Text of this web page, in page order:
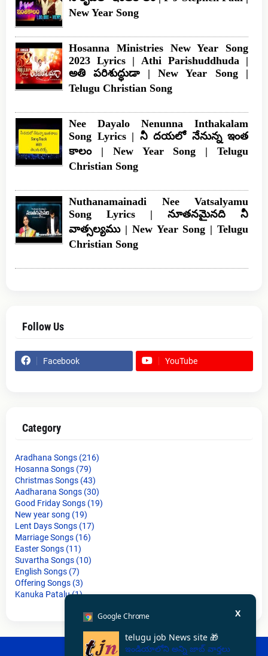
New Year Song
Hosanna Ministries New Year Song
2023 Lyrics | Athi Parishuddhuda |
అతి పరిశుద్ధుడా | New Year Song |
Telugu Christian Song
Nee Dayalo Nenunna Inthakalam
Song Lyrics | నీ దయలో నేనున్న ఇంత
కాలం | New Year Song | Telugu
Christian Song
Nuthanamainadi Nee Vatsalyamu
Song Lyrics | నూతనమైనది నీ
వాత్సల్యము | New Year Song | Telugu
Christian Song
Follow Us
Facebook YouTube
Category
Aradhana Songs (216)
Hosanna Songs (79)
Christmas Songs (43)
Aadharana Songs (30)
Good Friday Songs (19)
New year song (19)
Lent Days Songs (17)
Marriage Songs (16)
Easter Songs (11)
Suvartha Songs (10)
English Songs (7)
Offering Songs (3)
Kanuka Patalu(1)
Google Chrome X
telugu job News site 🎁
ఇండియాలోని అన్ని జాబ్ వార్తలు